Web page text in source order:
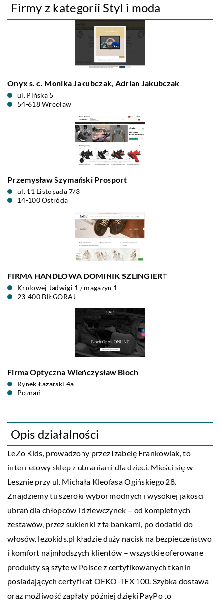
Firmy z kategorii Styl i moda
Onyx s. c. Monika Jakubczak, Adrian Jakubczak
ul. Pińska 5
54-618 Wrocław
Przemysław Szymański Prosport
ul. 11 Listopada 7/3
14-100 Ostróda
FIRMA HANDLOWA DOMINIK SZLINGIERT
Królowej Jadwigi 1 / magazyn 1
23-400 BIŁGORAJ
Firma Optyczna Wieńczysław Bloch
Rynek Łazarski 4a
Poznań
Opis działalności
LeZo Kids, prowadzony przez Izabelę Frankowiak, to
internetowy sklep z ubraniami dla dzieci. Mieści się w
Lesznie przy ul. Michała Kleofasa Ogińskiego 28.
Znajdziemy tu szeroki wybór modnych i wysokiej jakości
ubrań dla chłopców i dziewczynek – od kompletnych
zestawów, przez sukienki z falbankami, po dodatki do
włosów. lezokids.pl kładzie duży nacisk na bezpieczeństwo
i komfort najmłodszych klientów – wszystkie oferowane
produkty są szyte w Polsce z certyfikowanych tkanin
posiadających certyfikat OEKO-TEX 100. Szybka dostawa
oraz możliwość zapłaty później dzięki PayPo to